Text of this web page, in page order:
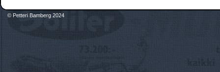
© Petteri Bamberg 2024